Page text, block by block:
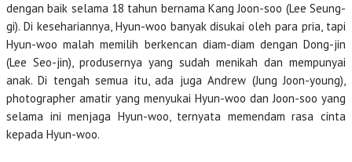
dengan baik selama 18 tahun bernama Kang Joon-soo (Lee Seung-
gi). Di kesehariannya, Hyun-woo banyak disukai oleh para pria, tapi
Hyun-woo malah memilih berkencan diam-diam dengan Dong-jin
(Lee Seo-jin), produsernya yang sudah menikah dan mempunyai
anak. Di tengah semua itu, ada juga Andrew (Jung Joon-young),
photographer amatir yang menyukai Hyun-woo dan Joon-soo yang
selama ini menjaga Hyun-woo, ternyata memendam rasa cinta
kepada Hyun-woo.